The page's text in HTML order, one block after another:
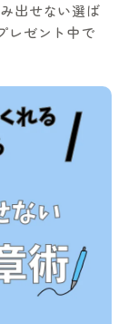
出せない選ば
レゼント中で